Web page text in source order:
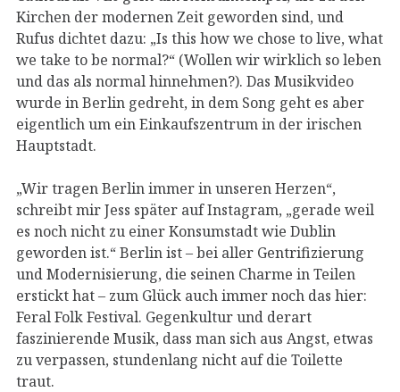
Kirchen der modernen Zeit geworden sind, und
Rufus dichtet dazu: „Is this how we chose to live, what
we take to be normal?“ (Wollen wir wirklich so leben
und das als normal hinnehmen?). Das Musikvideo
wurde in Berlin gedreht, in dem Song geht es aber
eigentlich um ein Einkaufszentrum in der irischen
Hauptstadt.
„Wir tragen Berlin immer in unseren Herzen“,
schreibt mir Jess später auf Instagram, „gerade weil
es noch nicht zu einer Konsumstadt wie Dublin
geworden ist.“ Berlin ist – bei aller Gentrifizierung
und Modernisierung, die seinen Charme in Teilen
erstickt hat – zum Glück auch immer noch das hier:
Feral Folk Festival. Gegenkultur und derart
faszinierende Musik, dass man sich aus Angst, etwas
zu verpassen, stundenlang nicht auf die Toilette
traut.